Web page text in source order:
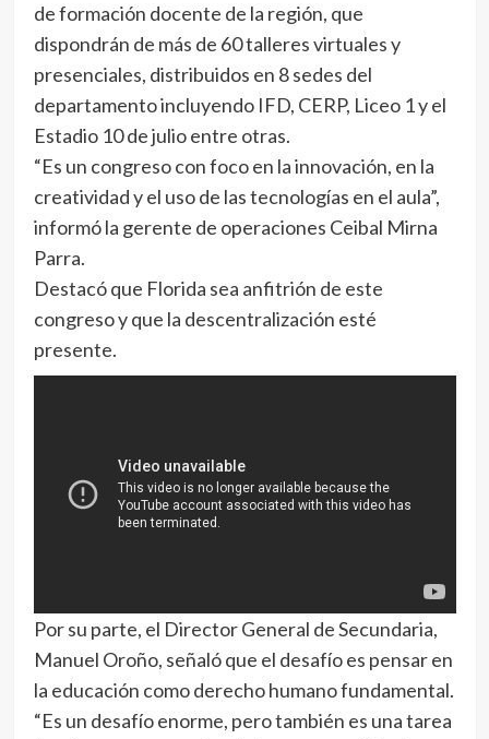
de formación docente de la región, que
dispondrán de más de 60 talleres virtuales y
presenciales, distribuidos en 8 sedes del
departamento incluyendo IFD, CERP, Liceo 1 y el
Estadio 10 de julio entre otras.
“Es un congreso con foco en la innovación, en la
creatividad y el uso de las tecnologías en el aula”,
informó la gerente de operaciones Ceibal Mirna
Parra.
Destacó que Florida sea anfitrión de este
congreso y que la descentralización esté
presente.
Por su parte, el Director General de Secundaria,
Manuel Oroño, señaló que el desafío es pensar en
la educación como derecho humano fundamental.
“Es un desafío enorme, pero también es una tarea